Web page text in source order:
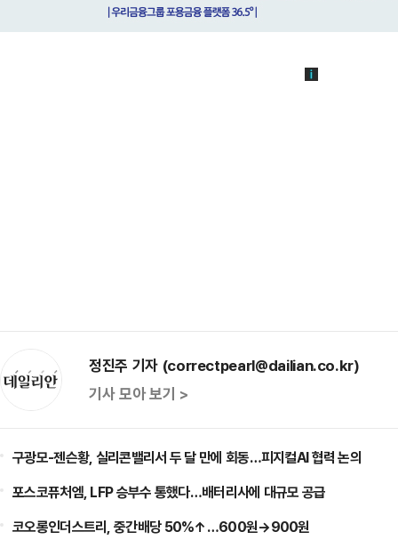
정진주 기자 (correctpearl@dailian.co.kr)
기사 모아 보기 >
구광모-젠슨황, 실리콘밸리서 두 달 만에 회동…피지컬AI 협력 논의
포스코퓨처엠, LFP 승부수 통했다…배터리사에 대규모 공급
코오롱인더스트리, 중간배당 50%↑…600원→900원